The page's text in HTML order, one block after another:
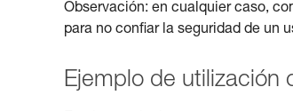
Observación: en cualquier caso,
para no confiar la seguridad de un
Ejemplo de utilización